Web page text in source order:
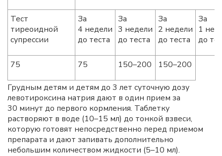
Тест
тиреоидной
супрессии
За
4 недели
до теста
За
3 недели
до теста
За
2 недели
до теста
За
1
до
75 75 150–200 150–200
Грудным детям и детям до 3 лет суточную дозу
левотироксина натрия дают в один прием за
30 минут до первого кормления. Таблетку
растворяют в воде (10–15 мл) до тонкой взвеси,
которую готовят непосредственно перед приемом
препарата и дают запивать дополнительно
небольшим количеством жидкости (5–10 мл).